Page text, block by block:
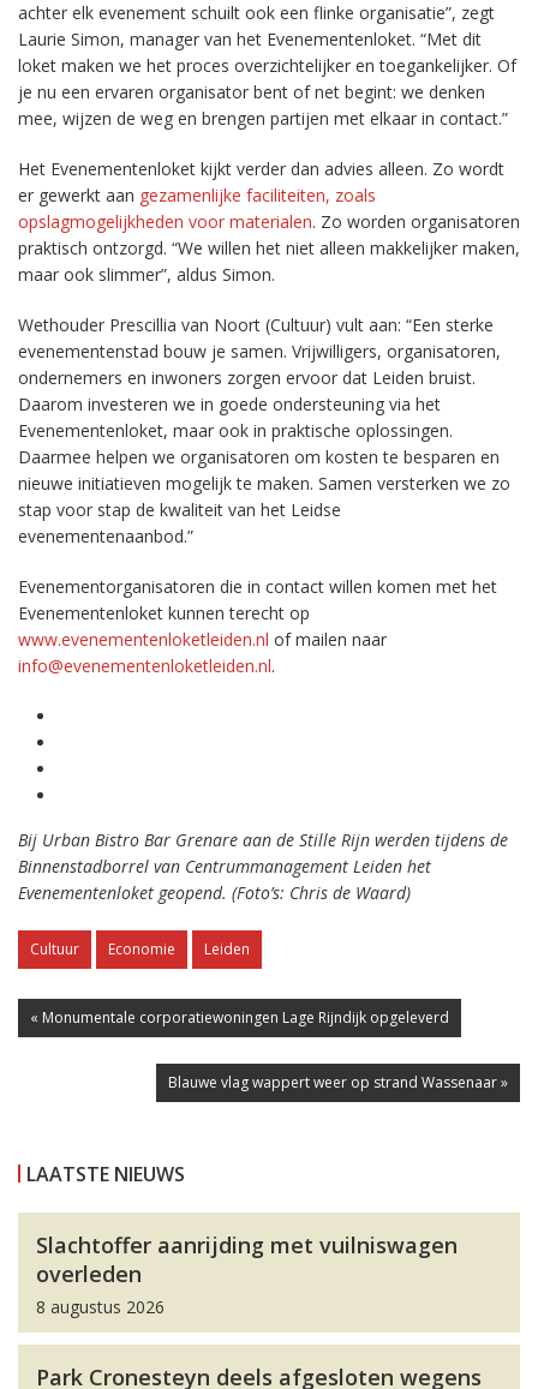
achter elk evenement schuilt ook een flinke organisatie”, zegt
Laurie Simon, manager van het Evenementenloket. “Met dit
loket maken we het proces overzichtelijker en toegankelijker. Of
je nu een ervaren organisator bent of net begint: we denken
mee, wijzen de weg en brengen partijen met elkaar in contact.”
Het Evenementenloket kijkt verder dan advies alleen. Zo wordt
er gewerkt aan gezamenlijke faciliteiten, zoals
opslagmogelijkheden voor materialen. Zo worden organisatoren
praktisch ontzorgd. “We willen het niet alleen makkelijker maken,
maar ook slimmer”, aldus Simon.
Wethouder Prescillia van Noort (Cultuur) vult aan: “Een sterke
evenementenstad bouw je samen. Vrijwilligers, organisatoren,
ondernemers en inwoners zorgen ervoor dat Leiden bruist.
Daarom investeren we in goede ondersteuning via het
Evenementenloket, maar ook in praktische oplossingen.
Daarmee helpen we organisatoren om kosten te besparen en
nieuwe initiatieven mogelijk te maken. Samen versterken we zo
stap voor stap de kwaliteit van het Leidse
evenementenaanbod.”
Evenementorganisatoren die in contact willen komen met het
Evenementenloket kunnen terecht op
www.evenementenloketleiden.nl of mailen naar
info@evenementenloketleiden.nl.
Bij Urban Bistro Bar Grenare aan de Stille Rijn werden tijdens de
Binnenstadborrel van Centrummanagement Leiden het
Evenementenloket geopend. (Foto’s: Chris de Waard)
Cultuur Economie Leiden
« Monumentale corporatiewoningen Lage Rijndijk opgeleverd
Blauwe vlag wappert weer op strand Wassenaar »
LAATSTE NIEUWS
Slachtoffer aanrijding met vuilniswagen
overleden
8 augustus 2026
Park Cronesteyn deels afgesloten wegens